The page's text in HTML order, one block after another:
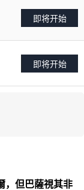
即将开始
即将开始
，但巴薩視其非